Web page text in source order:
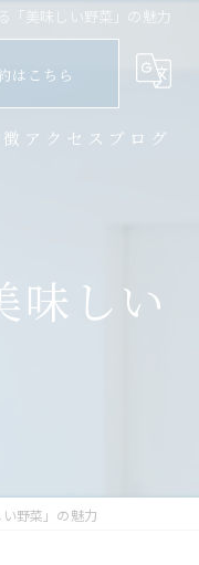
「美味しい野菜」の魅力
はこちら
アクセス ブログ
味しい
野菜」の魅力